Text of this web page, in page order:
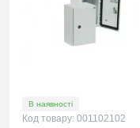
В наявності
Код товару: 001102102